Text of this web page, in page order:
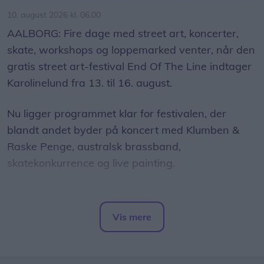
der er astrofysiker og en af initiativtagerne til
Sol26.
Herunder får man et overblik over, hvornår
solformørkelsen rammer forskellige steder i
10. august 2026 kl. 06.00
AALBORG: Fire dage med street art, koncerter,
skate, workshops og loppemarked venter, når den
gratis street art-festival End Of The Line indtager
Karolinelund fra 13. til 16. august.
Nu ligger programmet klar for festivalen, der
blandt andet byder på koncert med Klumben &
Raske Penge, australsk brassband,
skatekonkurrence og live painting.
dagen "Urban Ungdom", der er målrettet unge
mellem 13 og 24 år.
Vis mere